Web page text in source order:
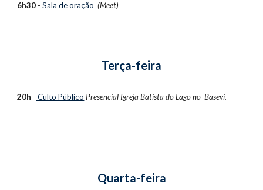
6h30 - Sala de oração (Meet)
Terça-feira
20h - Culto Público Presencial Igreja Batista do Lago no  Basevi.
Quarta-feira